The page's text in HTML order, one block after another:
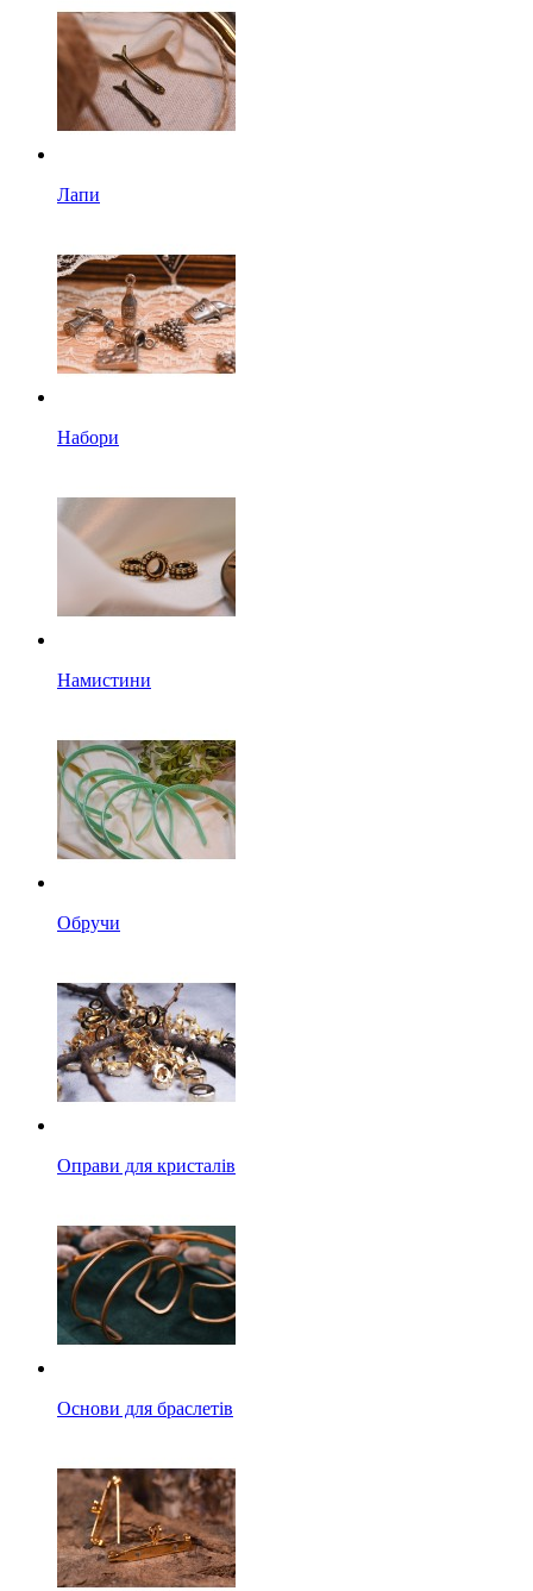
Лапи
Набори
Намистини
Обручи
Оправи для кристалів
Основи для браслетів